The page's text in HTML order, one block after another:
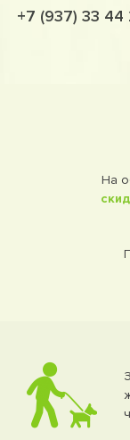
+7 (937) 33 44
На